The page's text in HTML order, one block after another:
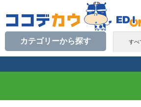
すべ
カテゴリーから探す